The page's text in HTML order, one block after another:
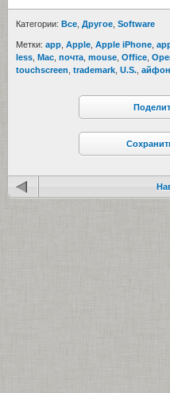
Категории: Все Другое Software
Метки: app Apple Apple iPhone
less Mac почта mouse Office
touchscreen trademark U.S. айфон